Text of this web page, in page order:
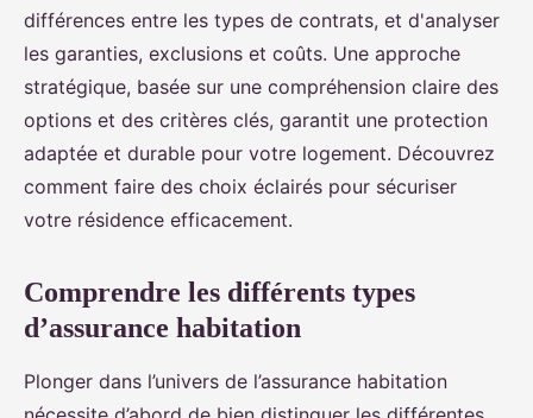
Sarah•10 juillet 2025•9 min de lecture
différences entre les types de contrats, et d'analyser
les garanties, exclusions et coûts. Une approche
stratégique, basée sur une compréhension claire des
options et des critères clés, garantit une protection
adaptée et durable pour votre logement. Découvrez
comment faire des choix éclairés pour sécuriser
votre résidence efficacement.
Comprendre les différents types
d’assurance habitation
Plonger dans l’univers de l’assurance habitation